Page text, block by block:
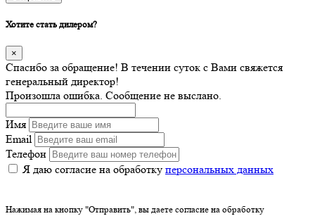
Хотите стать дилером?
×
Спасибо за обращение! В течении суток с Вами свяжется
генеральный директор!
Произошла ошибка. Сообщение не выслано.
Имя
Email
Телефон
Я даю согласие на обработку персональных данных
Нажимая на кнопку "Отправить", вы даете согласие на обработку